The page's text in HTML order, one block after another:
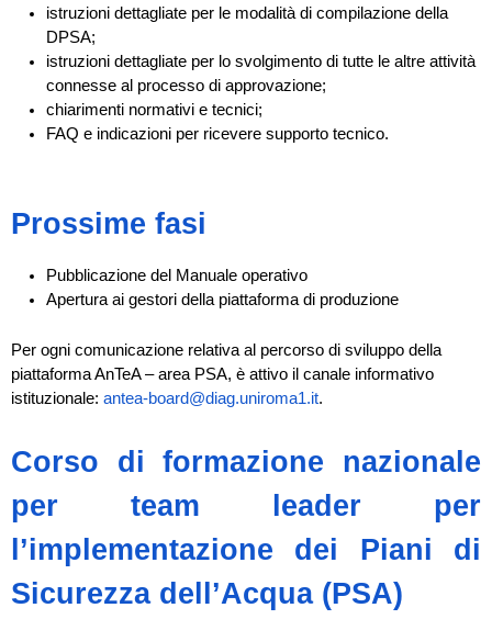
istruzioni dettagliate per le modalità di compilazione della
DPSA;
istruzioni dettagliate per lo svolgimento di tutte le altre attività
connesse al processo di approvazione;
chiarimenti normativi e tecnici;
FAQ e indicazioni per ricevere supporto tecnico.
Prossime fasi
Pubblicazione del Manuale operativo
Apertura ai gestori della piattaforma di produzione
Per ogni comunicazione relativa al percorso di sviluppo della
piattaforma AnTeA – area PSA, è attivo il canale informativo
istituzionale: antea-board@diag.uniroma1.it.
Corso di formazione nazionale
per team leader per
l’implementazione dei Piani di
Sicurezza dell’Acqua (PSA)